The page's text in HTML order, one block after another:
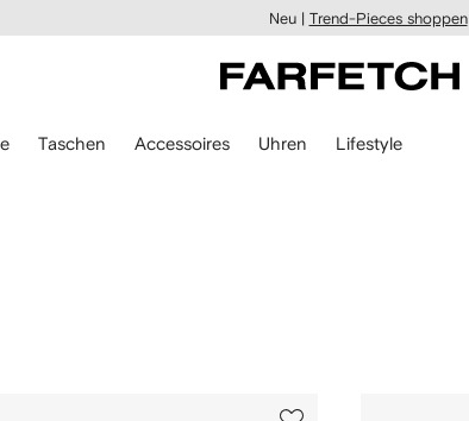
Neu | Trend-Pieces shoppen
Taschen Accessoires Uhren Lifestyle